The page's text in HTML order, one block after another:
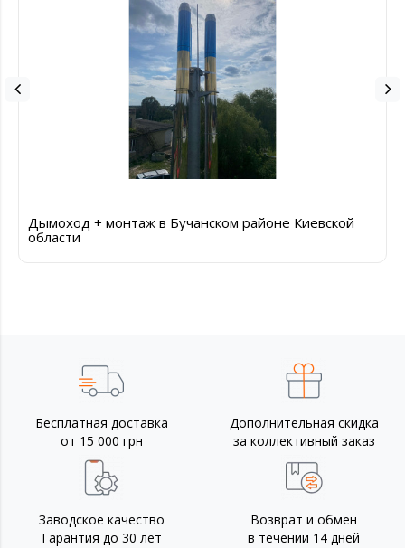
Дымоход + монтаж в Бучанском районе Киевской
области
Бесплатная доставка
от 15 000 грн
Дополнительная скидка
за коллективный заказ
Заводское качество
Гарантия до 30 лет
Возврат и обмен
в течении 14 дней